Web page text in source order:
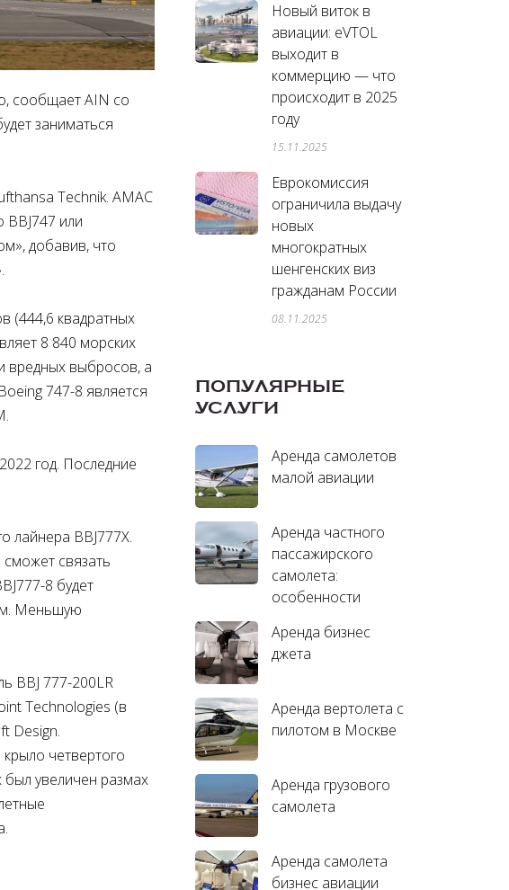
сообщает AIN со
заниматься
Technik. AMAC
BBJ747 или
добавив, что
(444,6 квадратных
8 840 морских
вредных выбросов, а
747-8 является
год. Последние
лайнера BBJ777X.
связать
8 будет
Меньшую
BBJ 777-200LR
Technologies (в
Design.
четвертого
увеличен размах
Новый виток в
авиации: eVTOL
выходит в
коммерцию — что
происходит в 2025
году
15.11.2025
Еврокомиссия
ограничила выдачу
новых
многократных
шенгенских виз
гражданам России
08.11.2025
ПОПУЛЯРНЫЕ
УСЛУГИ
Аренда самолетов
малой авиации
Аренда частного
пассажирского
самолета:
особенности
Аренда бизнес
джета
Аренда вертолета с
пилотом в Москве
Аренда грузового
самолета
Аренда самолета
бизнес авиации